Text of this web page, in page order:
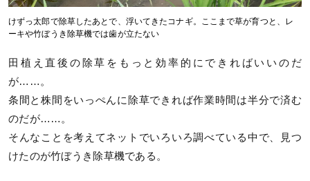
けずっ太郎で除草したあとで、浮いてきたコナギ。ここまで草が育つと、レ
ーキや竹ぼうき除草機では歯が立たない
田植え直後の除草をもっと効率的にできればいいのだ
が……。
条間と株間をいっぺんに除草できれば作業時間は半分で済む
のだが……。
そんなことを考えてネットでいろいろ調べている中で、見つ
けたのが竹ぼうき除草機である。